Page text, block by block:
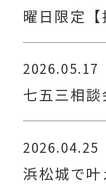
曜日限定【
2026.05.17
七五三相談
2026.04.25
浜松城で